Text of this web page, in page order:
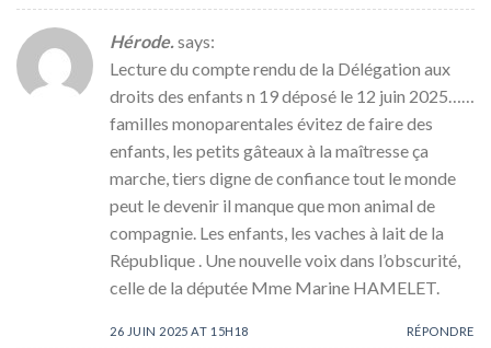
Hérode.says:
Lecture du compte rendu de la Délégation aux
droits des enfants n 19 déposé le 12 juin 2025……
familles monoparentales évitez de faire des
enfants, les petits gâteaux à la maîtresse ça
marche, tiers digne de confiance tout le monde
peut le devenir il manque que mon animal de
compagnie. Les enfants, les vaches à lait de la
République . Une nouvelle voix dans l’obscurité,
celle de la députée Mme Marine HAMELET.
26 JUIN 2025 AT 15H18 RÉPONDRE